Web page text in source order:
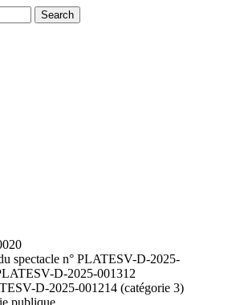
Search
spectacle n° PLATESV-D-2025-
D-2025-001312
D-2025-001214 (catégorie 3)
publique.